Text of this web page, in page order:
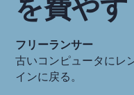
を費やす
フリーランサー
古いコンピュータにレ
インに戻る。